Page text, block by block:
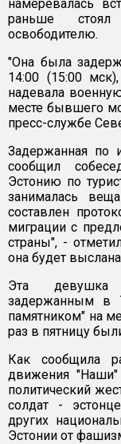
намеревалась
раньше стоял
освободителю.
"Она была
14:00 (15:00
надевала
месте бывшего
пресс-службе
Задержанная по
сообщил
Эстонию по
занималась
составлен
миграции с
страны", -
она будет
Эта девушка
задержанным в
памятником" на
раз в пятницу
Как сообщила
движения "Наши"
политический
солдат -
других
Эстонии от